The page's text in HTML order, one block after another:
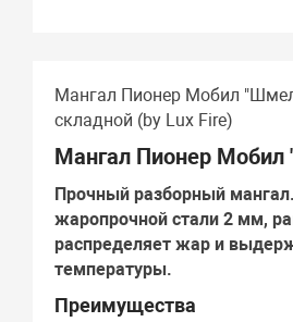
Мангал Пионер Мобил
складной (by Lux Fire)
Мангал Пионер
Прочный разборный
жаропрочной стали 2 мм,
распределяет жар и
температуры.
Преимущества